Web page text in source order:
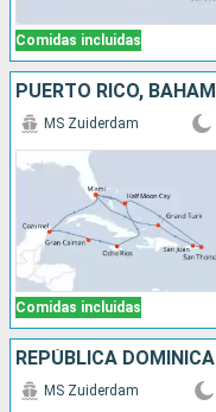
Comidas incluidas
Comidas incluidas
MS Zuiderdam
MS Zuiderdam